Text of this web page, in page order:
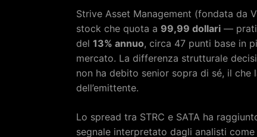
Strive Asset Management (fondata da
stock che quota a 99,99 dollari —
del 13% annuo, circa 47 punti base in
mercato. La differenza strutturale
non ha debito senior sopra di sé, il
dell’emittente.
Lo spread tra STRC e SATA ha
segnale interpretato dagli analisti